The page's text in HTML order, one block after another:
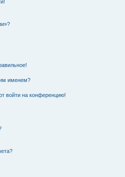
именем?
войти на конференцию!